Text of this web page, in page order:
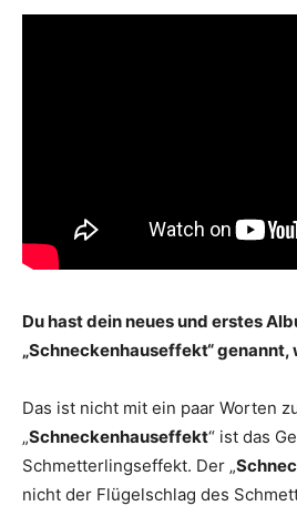
Du hast dein neues und erstes
„Schneckenhauseffekt“ genannt,
Das ist nicht mit ein paar Worten
„Schneckenhauseffekt“ ist das
Schmetterlingseffekt. Der „
nicht der Flügelschlag des